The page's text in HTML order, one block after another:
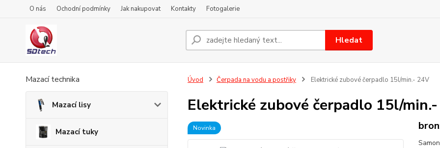
O nás Ochodní podmínky Jak nakupovat Kontakty Fotogalerie
Hledat
Mazací technika
Mazací lisy
Mazací tuky
Úvod Čerpada na vodu a postřiky Elektrické zubové čerpadlo 15l/min.- 24V
Elektrické zubové čerpadlo 15l/
Novinka